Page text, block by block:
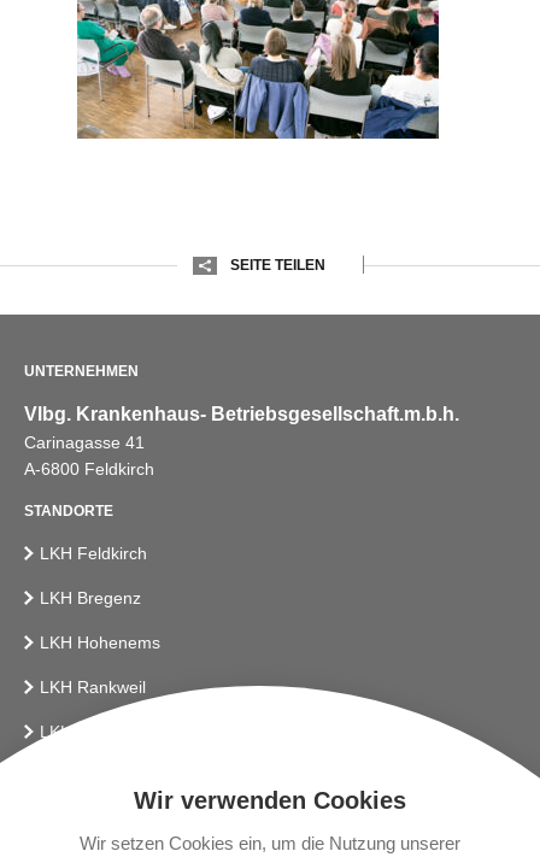
Wir verwenden Cookies
Wir setzen Cookies ein, um die Nutzung unserer
SEITE TEILEN
UNTERNEHMEN
Vlbg. Krankenhaus- Betriebsgesellschaft.m.b.h.
Carinagasse 41
A-6800 Feldkirch
STANDORTE
LKH Feldkirch
LKH Bregenz
LKH Hohenems
LKH Rankweil
LKH Bludenz